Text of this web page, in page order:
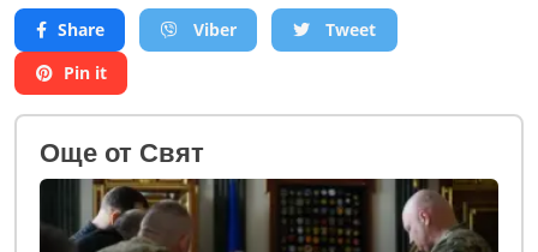
Share Viber
Tweet
Pin it
Oще от Свят